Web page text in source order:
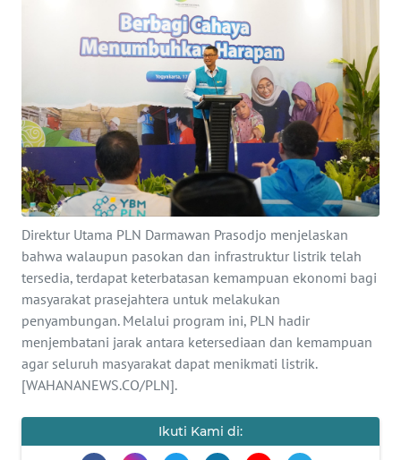
Direktur Utama PLN Darmawan Prasodjo menjelaskan
bahwa walaupun pasokan dan infrastruktur listrik telah
tersedia, terdapat keterbatasan kemampuan ekonomi bagi
masyarakat prasejahtera untuk melakukan
penyambungan. Melalui program ini, PLN hadir
menjembatani jarak antara ketersediaan dan kemampuan
agar seluruh masyarakat dapat menikmati listrik.
[WAHANANEWS.CO/PLN].
Ikuti Kami di:
KESEHATAN
SERBA-SERBI
PENDIDIKAN
OLAHRAGA
EDITORIAL
Informasi
BERITA